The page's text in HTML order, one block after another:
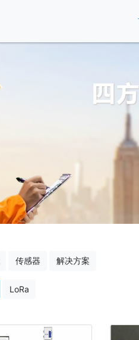
传感器 解决方案
LoRa